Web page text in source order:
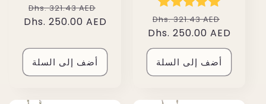
سعر
عادي
Dhs. 321.43 AED
البيعDhs. 250.00 AED
أضف إلى السلة
سعر
عادي
Dhs. 321.43 AED
البيعDhs. 250.00 AED
أضف إلى السلة